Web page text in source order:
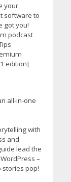
your
software to
got you!
podcast
edition]
all-in-one
with
and
lead the
–
stories pop!